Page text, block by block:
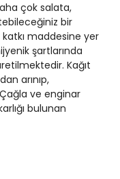
çok salata,
bir
maddesine yer
şartlarında
Kağıt
arınıp,
ve enginar
bulunan